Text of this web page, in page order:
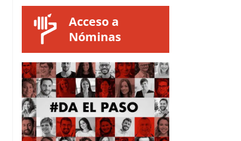
Acceso a
Nóminas